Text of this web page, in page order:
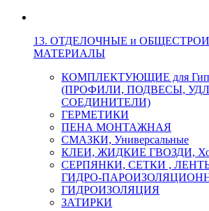
13. ОТДЕЛОЧНЫЕ и
МАТЕРИАЛЫ
КОМПЛЕКТУЮЩИЕ для
(ПРОФИЛИ, ПОДВЕСЫ,
СОЕДИНИТЕЛИ)
ГЕРМЕТИКИ
ПЕНА МОНТАЖНАЯ
СМАЗКИ, Универсальные
КЛЕИ, ЖИДКИЕ ГВОЗДИ,
СЕРПЯНКИ, СЕТКИ ,
ГИДРО-
ГИДРОИЗОЛЯЦИЯ
ЗАТИРКИ